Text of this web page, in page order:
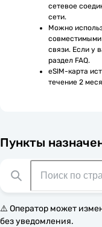
сетевое
сети.
Можно
совместимыми
связи. Если у
раздел FAQ.
eSIM-карта
течение 2
Пункты
⚠️ Оператор может
без уведомления.